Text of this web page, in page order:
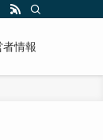
者情報